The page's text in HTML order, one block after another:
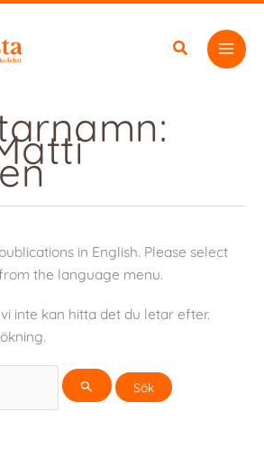
in English. Please select
the language menu.
inte kan hitta det du letar efter.